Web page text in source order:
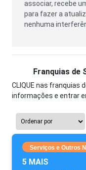
associar, recebe
para fazer a
nenhuma
Franquias de
CLIQUE nas franquias
informações e entrar
Serviços e Outros
5 MAIS